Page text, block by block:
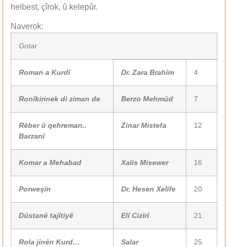
helbest, çîrok, û kelepûr.
Naverok:
Gotar
Roman a Kurdî Dr. Zara Brahîm 4
Ronîkirinek di ziman de Berzo Mehmûd 7
Rêber û qehreman..
Barzanî
Zinar Mistefa 12
Komar a Mehabad Xalis Misewer 16
Porweşîn Dr. Hesen Xelîfe 20
Dûstanê tajîtiyê Elî Cizîrî 21
Rola jinên Kurd… Salar 25